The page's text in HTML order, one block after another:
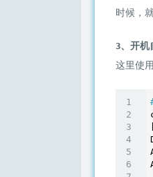
时候，
3、开机
这里使用